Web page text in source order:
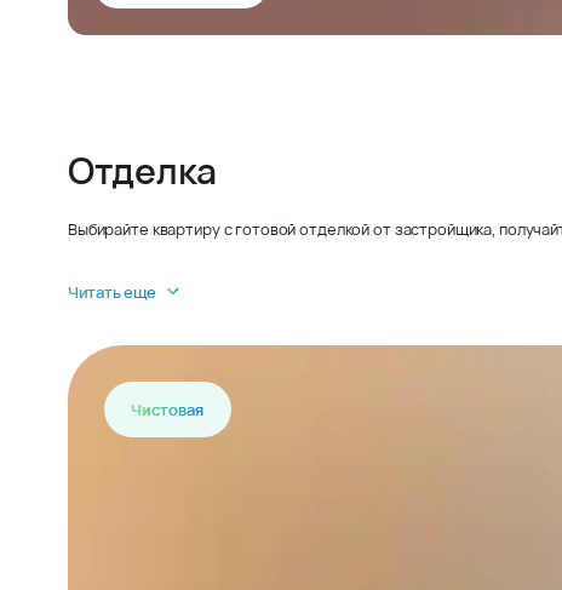
Отделка
Выбирайте квартиру с готовой отделкой от застройщика,
Читать еще
Чистовая